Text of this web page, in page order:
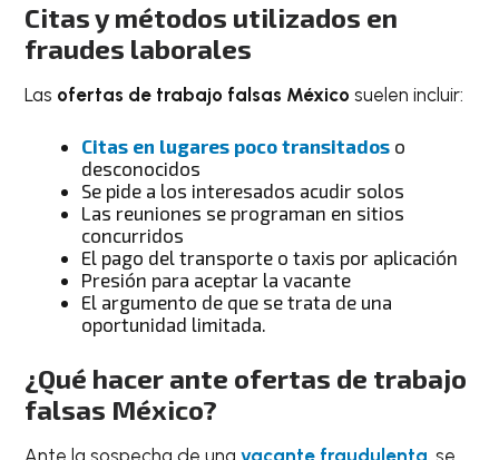
Citas y métodos utilizados en
fraudes laborales
Las ofertas de trabajo falsas México suelen incluir:
Citas en lugares poco transitados o
desconocidos
Se pide a los interesados acudir solos
Las reuniones se programan en sitios
concurridos
El pago del transporte o taxis por aplicación
Presión para aceptar la vacante
El argumento de que se trata de una
oportunidad limitada.
¿Qué hacer ante ofertas de trabajo
falsas México?